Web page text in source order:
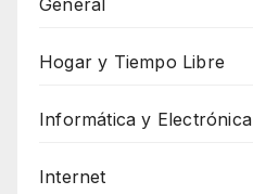
General
Hogar y Tiempo Libre
Informática y Electrónica
Internet